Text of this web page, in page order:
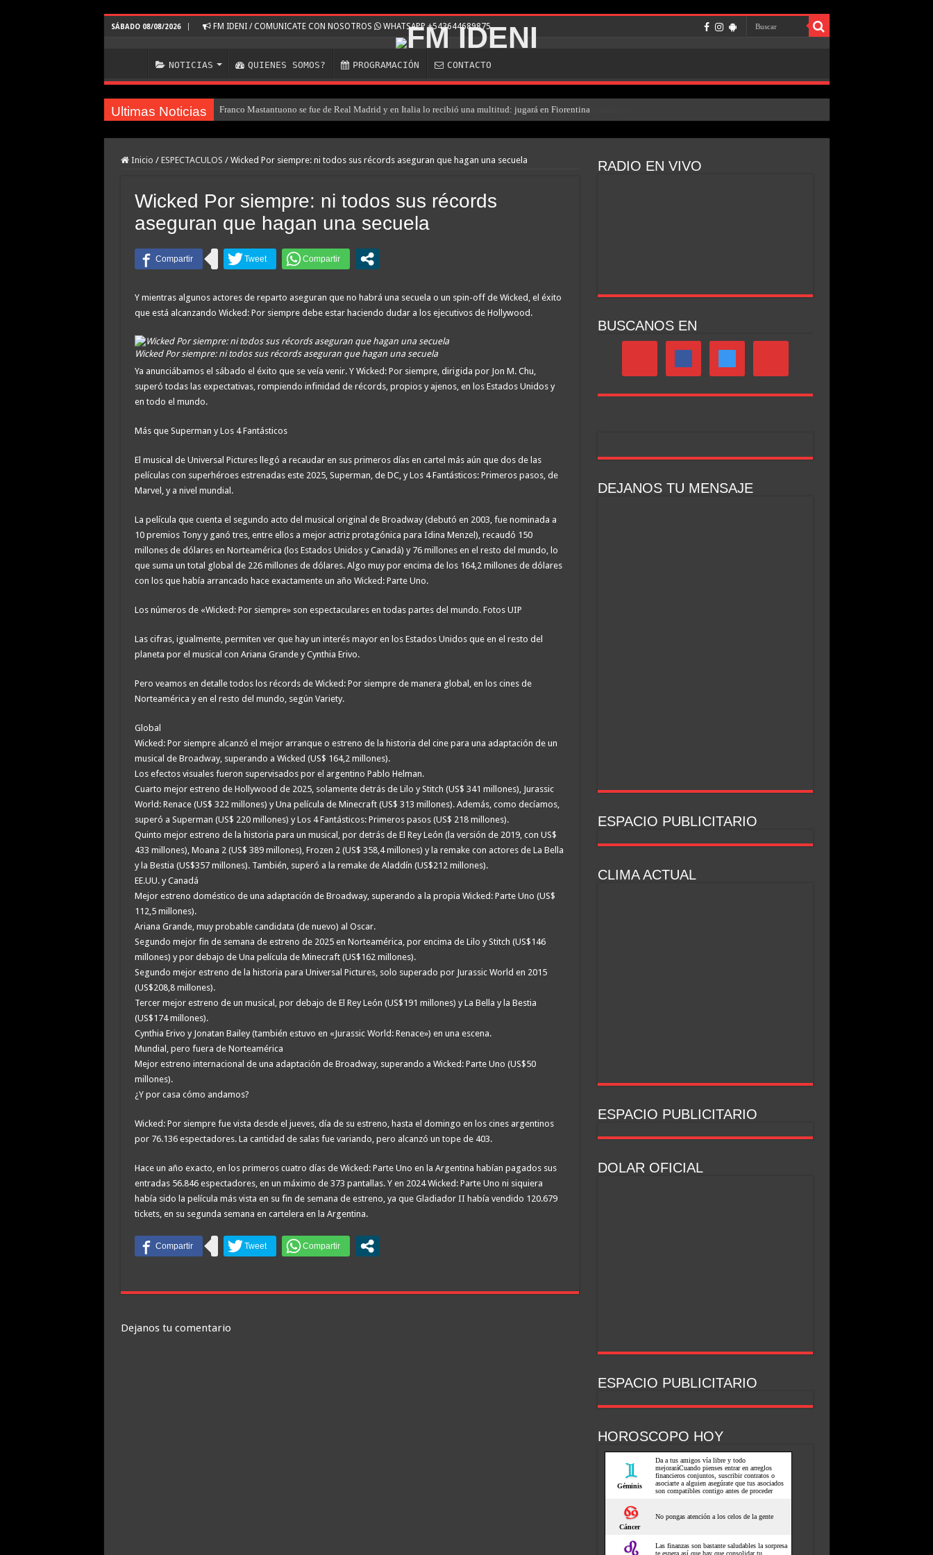
SÁBADO 08/08/2026 FM IDENI / COMUNICATE CON NOSOTROS WHATSAPP +543644689875
NOTICIAS QUIENES SOMOS? PROGRAMACIÓN CONTACTO
Ultimas Noticias Franco Mastantuono se fue de Real Madrid y en Italia lo recibió una multitud: jugará en Fiorentina
Inicio / ESPECTACULOS / Wicked Por siempre: ni todos sus récords aseguran que hagan una secuela
Wicked Por siempre: ni todos sus récords
aseguran que hagan una secuela
Y mientras algunos actores de reparto aseguran que no habrá una secuela o un spin-off de Wicked, el éxito
que está alcanzando Wicked: Por siempre debe estar haciendo dudar a los ejecutivos de Hollywood.
Wicked Por siempre: ni todos sus récords aseguran que hagan una secuela
Ya anunciábamos el sábado el éxito que se veía venir. Y Wicked: Por siempre, dirigida por Jon M. Chu,
superó todas las expectativas, rompiendo infinidad de récords, propios y ajenos, en los Estados Unidos y
en todo el mundo.
Más que Superman y Los 4 Fantásticos
El musical de Universal Pictures llegó a recaudar en sus primeros días en cartel más aún que dos de las
películas con superhéroes estrenadas este 2025, Superman, de DC, y Los 4 Fantásticos: Primeros pasos, de
Marvel, y a nivel mundial.
La película que cuenta el segundo acto del musical original de Broadway (debutó en 2003, fue nominada a
10 premios Tony y ganó tres, entre ellos a mejor actriz protagónica para Idina Menzel), recaudó 150
millones de dólares en Norteamérica (los Estados Unidos y Canadá) y 76 millones en el resto del mundo, lo
que suma un total global de 226 millones de dólares. Algo muy por encima de los 164,2 millones de dólares
con los que había arrancado hace exactamente un año Wicked: Parte Uno.
Los números de «Wicked: Por siempre» son espectaculares en todas partes del mundo. Fotos UIP
Las cifras, igualmente, permiten ver que hay un interés mayor en los Estados Unidos que en el resto del
planeta por el musical con Ariana Grande y Cynthia Erivo.
Pero veamos en detalle todos los récords de Wicked: Por siempre de manera global, en los cines de
Norteamérica y en el resto del mundo, según Variety.
Global
Wicked: Por siempre alcanzó el mejor arranque o estreno de la historia del cine para una adaptación de un
musical de Broadway, superando a Wicked (US$ 164,2 millones).
Los efectos visuales fueron supervisados por el argentino Pablo Helman.
Cuarto mejor estreno de Hollywood de 2025, solamente detrás de Lilo y Stitch (US$ 341 millones), Jurassic
World: Renace (US$ 322 millones) y Una película de Minecraft (US$ 313 millones). Además, como decíamos,
superó a Superman (US$ 220 millones) y Los 4 Fantásticos: Primeros pasos (US$ 218 millones).
Quinto mejor estreno de la historia para un musical, por detrás de El Rey León (la versión de 2019, con US$
433 millones), Moana 2 (US$ 389 millones), Frozen 2 (US$ 358,4 millones) y la remake con actores de La Bella
y la Bestia (US$357 millones). También, superó a la remake de Aladdín (US$212 millones).
EE.UU. y Canadá
Mejor estreno doméstico de una adaptación de Broadway, superando a la propia Wicked: Parte Uno (US$
112,5 millones).
Ariana Grande, muy probable candidata (de nuevo) al Oscar.
Segundo mejor fin de semana de estreno de 2025 en Norteamérica, por encima de Lilo y Stitch (US$146
millones) y por debajo de Una película de Minecraft (US$162 millones).
Segundo mejor estreno de la historia para Universal Pictures, solo superado por Jurassic World en 2015
(US$208,8 millones).
Tercer mejor estreno de un musical, por debajo de El Rey León (US$191 millones) y La Bella y la Bestia
(US$174 millones).
Cynthia Erivo y Jonatan Bailey (también estuvo en «Jurassic World: Renace») en una escena.
Mundial, pero fuera de Norteamérica
Mejor estreno internacional de una adaptación de Broadway, superando a Wicked: Parte Uno (US$50
millones).
¿Y por casa cómo andamos?
Wicked: Por siempre fue vista desde el jueves, día de su estreno, hasta el domingo en los cines argentinos
por 76.136 espectadores. La cantidad de salas fue variando, pero alcanzó un tope de 403.
Hace un año exacto, en los primeros cuatro días de Wicked: Parte Uno en la Argentina habían pagados sus
entradas 56.846 espectadores, en un máximo de 373 pantallas. Y en 2024 Wicked: Parte Uno ni siquiera
había sido la película más vista en su fin de semana de estreno, ya que Gladiador II había vendido 120.679
tickets, en su segunda semana en cartelera en la Argentina.
Dejanos tu comentario
RADIO EN VIVO
BUSCANOS EN
DEJANOS TU MENSAJE
ESPACIO PUBLICITARIO
CLIMA ACTUAL
ESPACIO PUBLICITARIO
DOLAR OFICIAL
ESPACIO PUBLICITARIO
HOROSCOPO HOY